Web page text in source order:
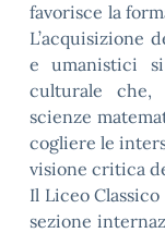
favorisce la
L’acquisizione
e umanistici
culturale che,
scienze
cogliere le
visione critica
Il Liceo
sezione